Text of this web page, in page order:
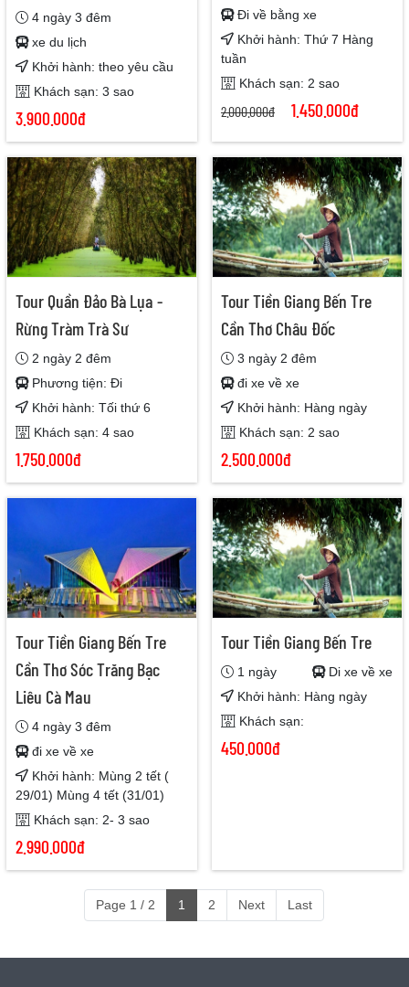
4 ngày 3 đêm
xe du lịch
Khởi hành: theo yêu cầu
Khách sạn: 3 sao
3.900.000đ
Đi về bằng xe
Khởi hành: Thứ 7 Hàng
tuần
Khách sạn: 2 sao
2.000.000đ 1.450.000đ
Tour Quần Đảo Bà Lụa -
Rừng Tràm Trà Sư
2 ngày 2 đêm
Phương tiện: Đi
Khởi hành: Tối thứ 6
Khách sạn: 4 sao
1.750.000đ
Tour Tiền Giang Bến Tre
Cần Thơ Châu Đốc
3 ngày 2 đêm
đi xe về xe
Khởi hành: Hàng ngày
Khách sạn: 2 sao
2.500.000đ
Tour Tiền Giang Bến Tre
Cần Thơ Sóc Trăng Bạc
Liêu Cà Mau
4 ngày 3 đêm
đi xe về xe
Khởi hành: Mùng 2 tết (
29/01) Mùng 4 tết (31/01)
Khách sạn: 2- 3 sao
2.990.000đ
Tour Tiền Giang Bến Tre
1 ngày
Di xe về xe
Khởi hành: Hàng ngày
Khách sạn:
450.000đ
Page 1 / 2 1 2 Next Last